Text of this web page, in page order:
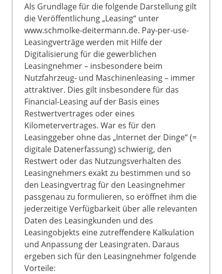
Als Grundlage für die folgende Darstellung gilt
die Veröffentlichung „Leasing“ unter
www.schmolke-deitermann.de. Pay-per-use-
Leasingverträge werden mit Hilfe der
Digitalisierung für die gewerblichen
Leasingnehmer – insbesondere beim
Nutzfahrzeug- und Maschinenleasing – immer
attraktiver. Dies gilt insbesondere für das
Financial-Leasing auf der Basis eines
Restwertvertrages oder eines
Kilometervertrages. War es für den
Leasinggeber ohne das „Internet der Dinge“ (=
digitale Datenerfassung) schwierig, den
Restwert oder das Nutzungsverhalten des
Leasingnehmers exakt zu bestimmen und so
den Leasingvertrag für den Leasingnehmer
passgenau zu formulieren, so eröffnet ihm die
jederzeitige Verfügbarkeit über alle relevanten
Daten des Leasingkunden und des
Leasingobjekts eine zutreffendere Kalkulation
und Anpassung der Leasingraten. Daraus
ergeben sich für den Leasingnehmer folgende
Vorteile: